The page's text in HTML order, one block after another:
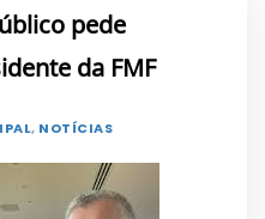
pede
da FMF
, NOTÍCIAS